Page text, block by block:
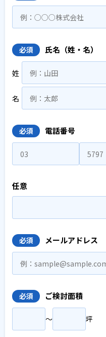
必須 氏名（姓・名）
姓
名
必須 電話番号
任意
必須 メールアドレス
必須 ご検討面積
〜 坪